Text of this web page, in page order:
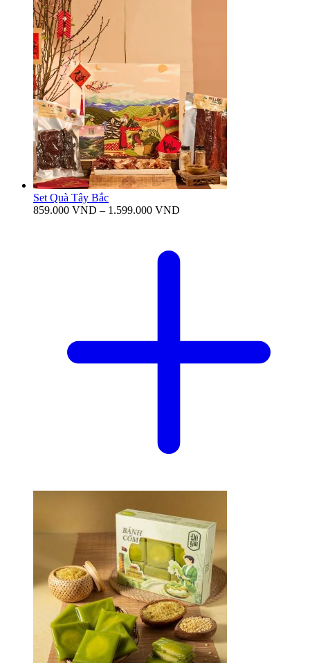
Set Quà Tây Bắc
859.000 VND – 1.599.000 VND
đến